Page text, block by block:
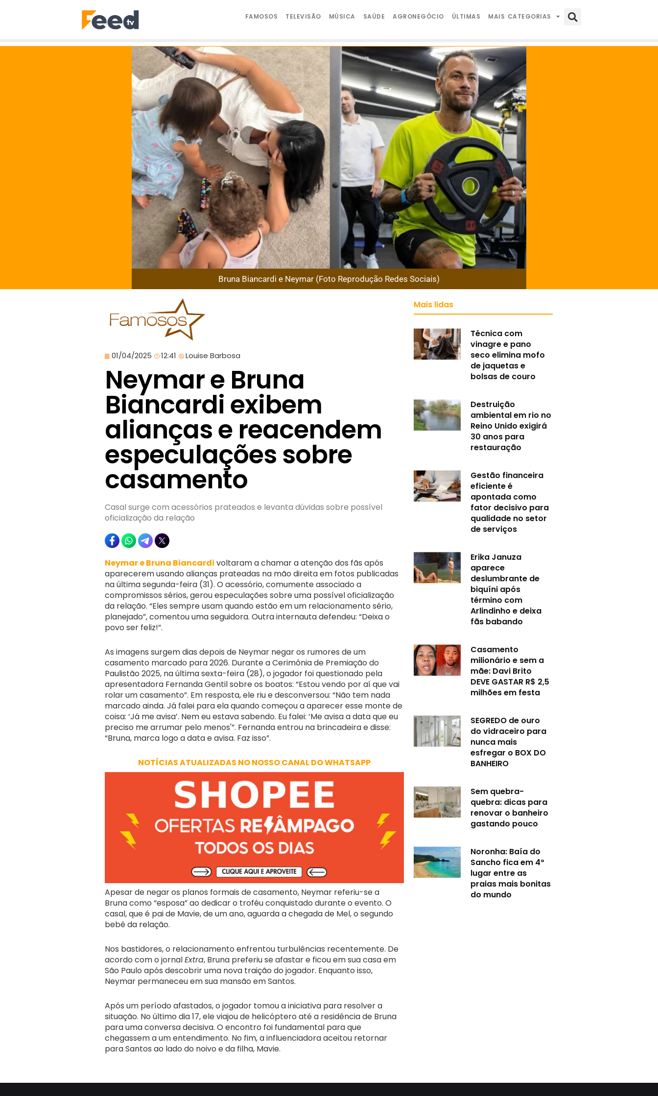
FAMOSOS TELEVISÃO MÚSICA SAÚDE AGRONEGÓCIO ÚLTIMAS MAIS CATEGORIAS
Bruna Biancardi e Neymar (Foto Reprodução Redes Sociais)
01/04/2025 12:41 Louise Barbosa
Neymar e Bruna
Biancardi exibem
alianças e reacendem
especulações sobre
casamento
Casal surge com acessórios prateados e levanta dúvidas sobre possível
oficialização da relação
Neymar e Bruna Biancardi voltaram a chamar a atenção dos fãs após
aparecerem usando alianças prateadas na mão direita em fotos publicadas
na última segunda-feira (31). O acessório, comumente associado a
compromissos sérios, gerou especulações sobre uma possível oficialização
da relação. “Eles sempre usam quando estão em um relacionamento sério,
planejado”, comentou uma seguidora. Outra internauta defendeu: “Deixa o
povo ser feliz!”.
As imagens surgem dias depois de Neymar negar os rumores de um
casamento marcado para 2026. Durante a Cerimônia de Premiação do
Paulistão 2025, na última sexta-feira (28), o jogador foi questionado pela
apresentadora Fernanda Gentil sobre os boatos: “Estou vendo por aí que vai
rolar um casamento”. Em resposta, ele riu e desconversou: “Não tem nada
marcado ainda. Já falei para ela quando começou a aparecer esse monte de
coisa: ‘Já me avisa’. Nem eu estava sabendo. Eu falei: ‘Me avisa a data que eu
preciso me arrumar pelo menos'”. Fernanda entrou na brincadeira e disse:
“Bruna, marca logo a data e avisa. Faz isso”.
NOTÍCIAS ATUALIZADAS NO NOSSO CANAL DO WHATSAPP
Apesar de negar os planos formais de casamento, Neymar referiu-se a
Bruna como “esposa” ao dedicar o troféu conquistado durante o evento. O
casal, que é pai de Mavie, de um ano, aguarda a chegada de Mel, o segundo
bebê da relação.
Nos bastidores, o relacionamento enfrentou turbulências recentemente. De
acordo com o jornalExtra, Bruna preferiu se afastar e ficou em sua casa em
São Paulo após descobrir uma nova traição do jogador. Enquanto isso,
Neymar permaneceu em sua mansão em Santos.
Após um período afastados, o jogador tomou a iniciativa para resolver a
situação. No último dia 17, ele viajou de helicóptero até a residência de Bruna
para uma conversa decisiva. O encontro foi fundamental para que
chegassem a um entendimento. No fim, a influenciadora aceitou retornar
para Santos ao lado do noivo e da filha, Mavie.
Mais lidas
Técnica com
vinagre e pano
seco elimina mofo
de jaquetas e
bolsas de couro
Destruição
ambiental em rio no
Reino Unido exigirá
30 anos para
restauração
Gestão financeira
eficiente é
apontada como
fator decisivo para
qualidade no setor
de serviços
Erika Januza
aparece
deslumbrante de
biquíni após
término com
Arlindinho e deixa
fãs babando
Casamento
milionário e sem a
mãe: Davi Brito
DEVE GASTAR R$ 2,5
milhões em festa
SEGREDO de ouro
do vidraceiro para
nunca mais
esfregar o BOX DO
BANHEIRO
Sem quebra-
quebra: dicas para
renovar o banheiro
gastando pouco
Noronha: Baía do
Sancho fica em 4º
lugar entre as
praias mais bonitas
do mundo